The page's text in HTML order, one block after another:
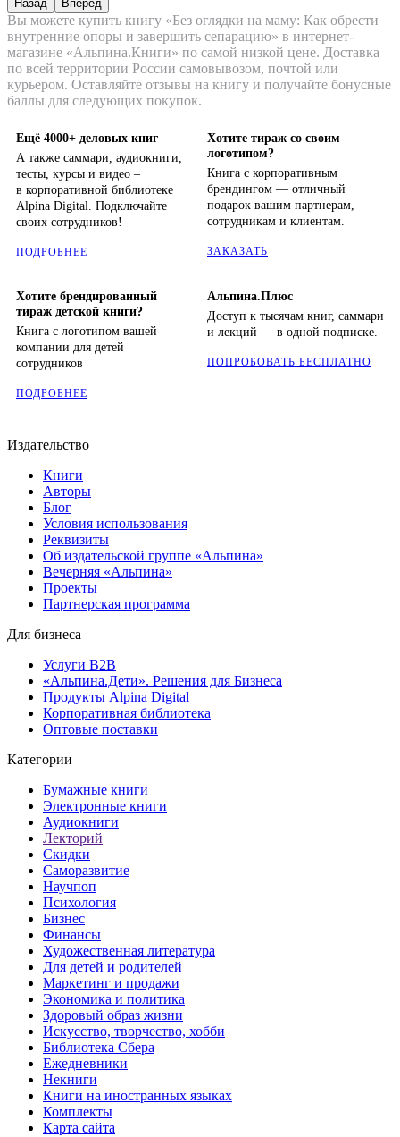
Назад Вперёд
Вы можете купить книгу «Без оглядки на маму: Как обрести
внутренние опоры и завершить сепарацию» в интернет-
магазине «Альпина.Книги» по самой низкой цене. Доставка
по всей территории России самовывозом, почтой или
курьером. Оставляйте отзывы на книгу и получайте бонусные
баллы для следующих покупок.
Ещё 4000+ деловых книг
А также саммари, аудиокниги,
тесты, курсы и видео –
в корпоративной библиотеке
Alpina Digital. Подключайте
своих сотрудников!
ПОДРОБНЕЕ
Хотите тираж со своим
логотипом?
Книга с корпоративным
брендингом — отличный
подарок вашим партнерам,
сотрудникам и клиентам.
ЗАКАЗАТЬ
Хотите брендированный
тираж детской книги?
Книга с логотипом вашей
компании для детей
сотрудников
ПОДРОБНЕЕ
Альпина.Плюс
Доступ к тысячам книг, саммари
и лекций — в одной подписке.
ПОПРОБОВАТЬ БЕСПЛАТНО
Издательство
Книги
Авторы
Блог
Условия использования
Реквизиты
Об издательской группе «Альпина»
Вечерняя «Альпина»
Проекты
Партнерская программа
Для бизнеса
Услуги B2B
«Альпина.Дети». Решения для Бизнеса
Продукты Alpina Digital
Корпоративная библиотека
Оптовые поставки
Категории
Бумажные книги
Электронные книги
Аудиокниги
Лекторий
Скидки
Саморазвитие
Научпоп
Психология
Бизнес
Финансы
Художественная литература
Для детей и родителей
Маркетинг и продажи
Экономика и политика
Здоровый образ жизни
Искусство, творчество, хобби
Библиотека Сбера
Ежедневники
Некниги
Книги на иностранных языках
Комплекты
Карта сайта